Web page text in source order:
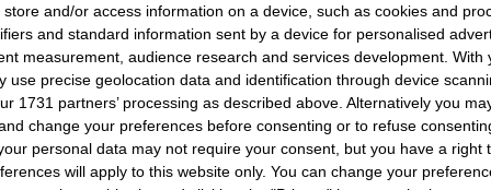
store and/or access information on a device, such as cookies and
and standard information sent by a device for personalised
measurement, audience research and services development. With
use precise geolocation data and identification through device
1731 partners’ processing as described above. Alternatively you
change your preferences before consenting or to refuse
personal data may not require your consent, but you have a right
will apply to this website only. You can change your
Dunque con questo nome di faceva riferimento ad
Esiste il nome Sebastiano ma anche quello di
è meno importante della forma maschile ma sappiate
così. In Italia raggiungiamo più o meno le 70 mila
che femminili. Tra queste ricordiamo ed
sul calendario gregoriano da poter onorare ogni